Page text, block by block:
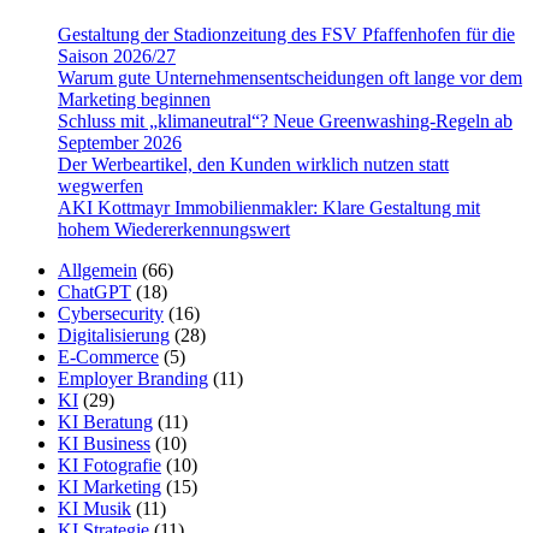
Gestaltung der Stadionzeitung des FSV Pfaffenhofen für die
Saison 2026/27
Warum gute Un­ter­nehmens­entschei­dungen oft lange vor dem
Marketing beginnen
Schluss mit „klimaneutral“? Neue Greenwashing-Regeln ab
September 2026
Der Werbeartikel, den Kunden wirklich nutzen statt
wegwerfen
AKI Kottmayr Immobilienmakler: Klare Gestaltung mit
hohem Wiedererkennungswert
Allgemein (66)
ChatGPT (18)
Cybersecurity (16)
Digitalisierung (28)
E-Commerce (5)
Employer Branding (11)
KI (29)
KI Beratung (11)
KI Business (10)
KI Fotografie (10)
KI Marketing (15)
KI Musik (11)